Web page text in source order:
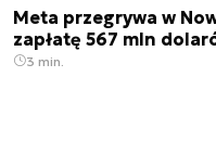
Meta przegrywa w
zapłatę 567 mln
3 min.